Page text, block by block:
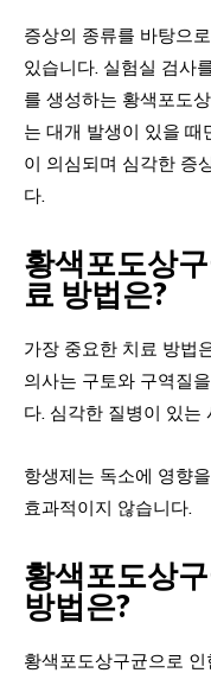
증상의 종류를 바탕으
있습니다. 실험실 검사
를 생성하는 황색포도
는 대개 발생이 있을 때
이 의심되며 심각한 증
다.
황색포도상
료 방법은?
가장 중요한 치료 방법
의사는 구토와 구역질
다. 심각한 질병이 있
항생제는 독소에 영향
효과적이지 않습니다.
황색포도상
방법은?
황색포도상구균으로